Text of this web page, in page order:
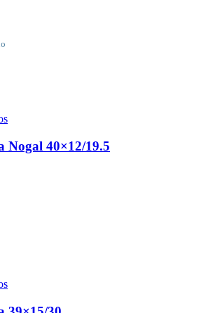
Nogal 40×12/19.5